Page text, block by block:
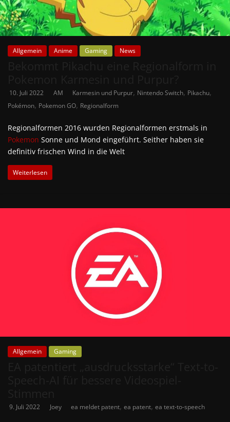
Allgemein Anime Gaming News
10. Juli 2022 AM Karmesin und Purpur, Nintendo Switch, Pikachu,
Pokémon, Pokemon GO, Regionalform
Regionalformen 2016 wurden Regionalformen erstmals in
Pokemon Sonne und Mond eingeführt. Seither haben sie
definitiv frischen Wind in die Welt
Weiterlesen
Allgemein Gaming
9. Juli 2022 Joey ea meldet patent, ea patent, ea text-to-speech